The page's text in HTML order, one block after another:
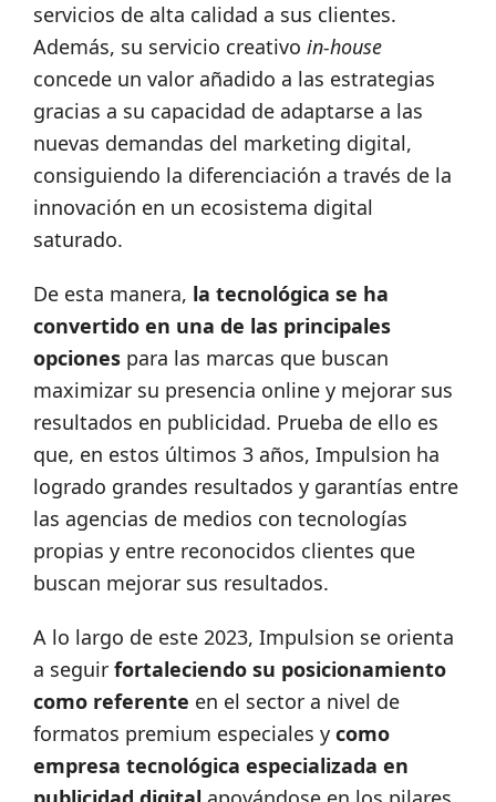
servicios de alta calidad a sus clientes.
Además, su servicio creativo in-house
concede un valor añadido a las estrategias
gracias a su capacidad de adaptarse a las
nuevas demandas del marketing digital,
consiguiendo la diferenciación a través de la
innovación en un ecosistema digital
saturado.
De esta manera, la tecnológica se ha
convertido en una de las principales
opciones para las marcas que buscan
maximizar su presencia online y mejorar sus
resultados en publicidad. Prueba de ello es
que, en estos últimos 3 años, Impulsion ha
logrado grandes resultados y garantías entre
las agencias de medios con tecnologías
propias y entre reconocidos clientes que
buscan mejorar sus resultados.
A lo largo de este 2023, Impulsion se orienta
a seguir fortaleciendo su posicionamiento
como referente en el sector a nivel de
formatos premium especiales y como
empresa tecnológica especializada en